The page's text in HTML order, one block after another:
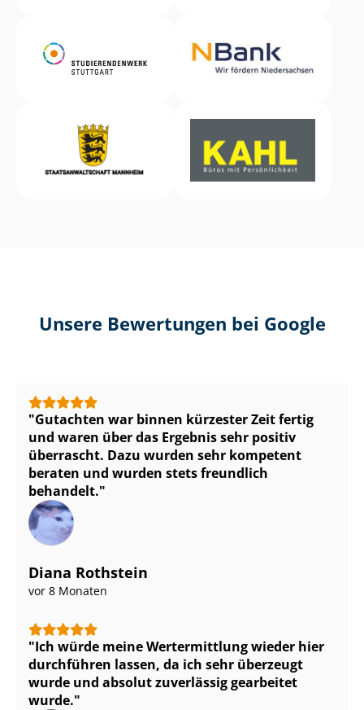
Unsere Bewertungen bei Google
Gutachten war binnen kürzester Zeit fertig
und waren über das Ergebnis sehr positiv
überrascht. Dazu wurden sehr kompetent
beraten und wurden stets freundlich
behandelt.
Diana Rothstein
vor 8 Monaten
Ich würde meine Wertermittlung wieder hier
durchführen lassen, da ich sehr überzeugt
wurde und absolut zuverlässig gearbeitet
wurde.